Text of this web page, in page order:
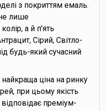
з покриттям емаль.
лише
а й п’ять
Сірий, Світло-
будь-який сучасний
ціна на ринку
при цьому якість
преміум-